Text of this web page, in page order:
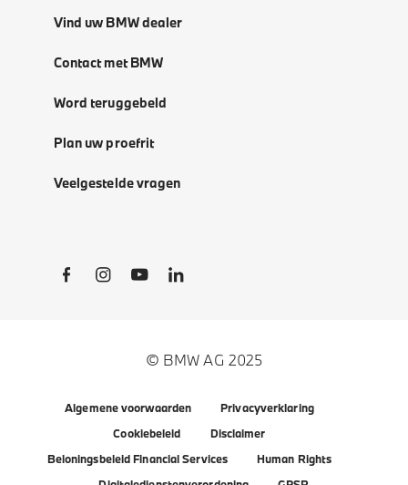
Vind uw BMW dealer
Contact met BMW
Word teruggebeld
Plan uw proefrit
Veelgestelde vragen
Social Links
© BMW AG 2025
Algemene voorwaarden
Privacyverklaring
Cookiebeleid
Disclaimer
Beloningsbeleid Financial Services
Human Rights